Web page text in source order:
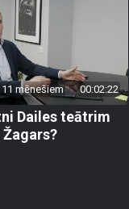
mēnešiem 00:02:22
Dailes teātrim